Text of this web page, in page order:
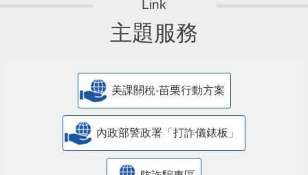
主題服務
美課關稅-苗栗行動方案
內政部警政署「打詐儀錶板」